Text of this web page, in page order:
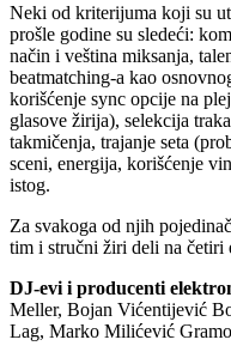
Neki od kriterijuma koji su
prošle godine su sledeći:
način i veština miksanja,
beatmatching-a kao
korišćenje sync opcije na
glasove žirija), selekcija
takmičenja, trajanje seta
sceni, energija, korišćenje
istog.
Za svakoga od njih
tim i stručni žiri deli na četiri
DJ-evi i producenti
Meller, Bojan Vićentijević
Lag, Marko Milićević